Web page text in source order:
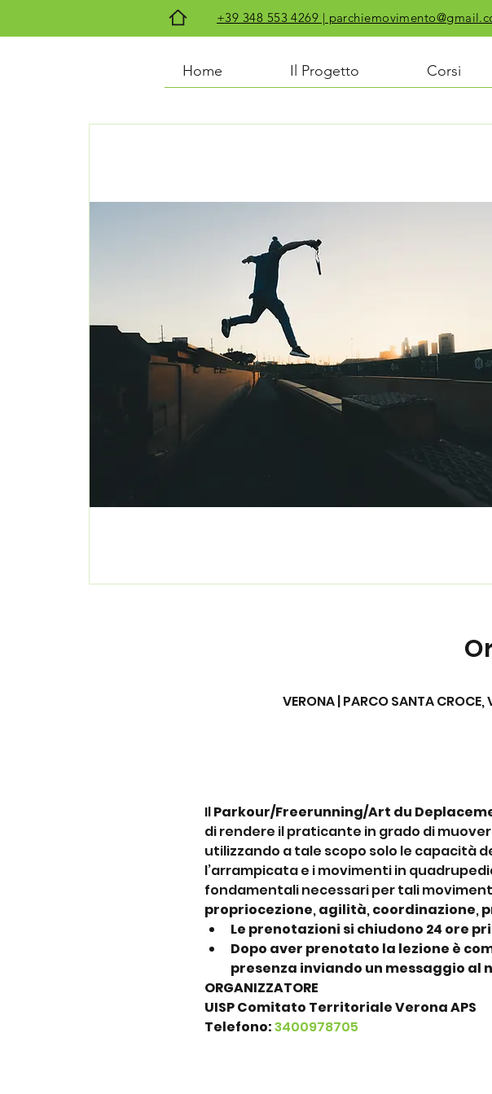
+39 348 553 4269 |
Home Il Progetto Corsi
VERONA | PARCO SANTA
Il Parkour/Freerunning/Art du
di rendere il praticante in grado di
utilizzando a tale scopo solo le capacità
l’arrampicata e i movimenti in
fondamentali necessari per tali
propriocezione, agilità, coordinazione,
Le prenotazioni si chiudono 24 ore
Dopo aver prenotato la lezione è
presenza inviando un messaggio
ORGANIZZATORE
UISP Comitato Territoriale Verona APS
Telefono:3400978705